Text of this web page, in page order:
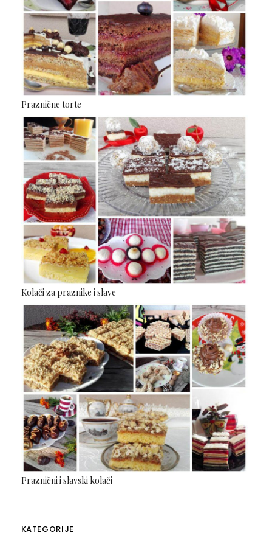
Praznične torte
Kolači za praznike i slave
Praznični i slavski kolači
KATEGORIJE